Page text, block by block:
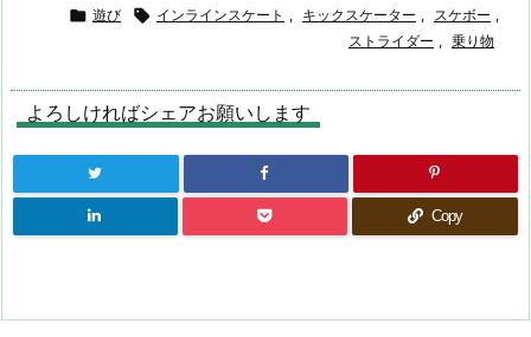
 遊び  インラインスケート , キックスケーター , スケボー ,
ストライダー , 乗り物
よろしければシェアお願いします
Copy